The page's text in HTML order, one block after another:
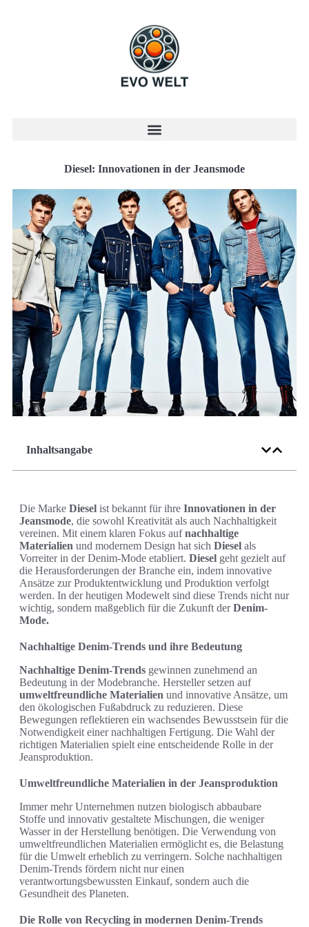
Diesel: Innovationen in der Jeansmode
Inhaltsangabe
Die Marke Diesel ist bekannt für ihre Innovationen in der
Jeansmode, die sowohl Kreativität als auch Nachhaltigkeit
vereinen. Mit einem klaren Fokus aufnachhaltige
Materialien und modernem Design hat sich Diesel als
Vorreiter in der Denim-Mode etabliert. Diesel geht gezielt auf
die Herausforderungen der Branche ein, indem innovative
Ansätze zur Produktentwicklung und Produktion verfolgt
werden. In der heutigen Modewelt sind diese Trends nicht nur
wichtig, sondern maßgeblich für die Zukunft derDenim-
Mode.
Nachhaltige Denim-Trends und ihre Bedeutung
Nachhaltige Denim-Trends gewinnen zunehmend an
Bedeutung in der Modebranche. Hersteller setzen auf
umweltfreundliche Materialien und innovative Ansätze, um
den ökologischen Fußabdruck zu reduzieren. Diese
Bewegungen reflektieren ein wachsendes Bewusstsein für die
Notwendigkeit einer nachhaltigen Fertigung. Die Wahl der
richtigen Materialien spielt eine entscheidende Rolle in der
Jeansproduktion.
Umweltfreundliche Materialien in der Jeansproduktion
Immer mehr Unternehmen nutzen biologisch abbaubare
Stoffe und innovativ gestaltete Mischungen, die weniger
Wasser in der Herstellung benötigen. Die Verwendung von
umweltfreundlichen Materialien ermöglicht es, die Belastung
für die Umwelt erheblich zu verringern. Solche nachhaltigen
Denim-Trends fördern nicht nur einen
verantwortungsbewussten Einkauf, sondern auch die
Gesundheit des Planeten.
Die Rolle von Recycling in modernen Denim-Trends